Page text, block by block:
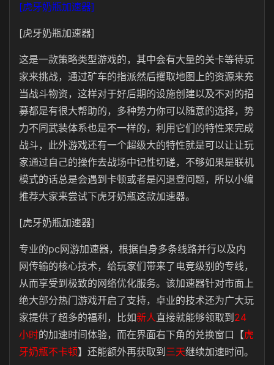
[虎牙奶瓶加速器]
[虎牙奶瓶加速器]
这是一款策略类型游戏的，其中会有大量的关卡等待玩
家来挑战，通过矿车的指派然后攫取地图上的资源来充
当战斗物资，这样对于好后期的设施创建以及不对的招
募都是有很大帮助的，多种势力你可以随意的选择，势
力不同武装体系也是不一样的，利用它们的特性来完成
战斗，此外游戏还有一个超级大的特性就是可以让让玩
家通过自己的操作去战场中记性切磋，不够如果是联机
模式的话总是会遇到卡顿或者是闪退登问题，所以小编
推荐大家来尝试下虎牙奶瓶这款加速器。
[虎牙奶瓶加速器]
专业的pc网游加速器，根据自身多条线路并行以及内
网传输的核心技术，给玩家们带来了电竞级别的专线，
从而享受到极致的网络优化服务。该加速器针对市面上
绝大部分热门游戏开启了支持，卓业的技术还为广大玩
家提供了超多的福利，比如新人直接就能够领取到 24
小时的加速时间体验，而在界面右下角的兑换窗口【虎
牙奶瓶不卡顿】还能额外再获取到 三天继续加速时间。